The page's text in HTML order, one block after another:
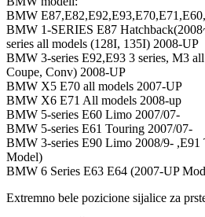
BMW
BMW 1-SERIES E87
series all models (128I, 135I) 2008-UP
BMW 3-series E92,E93 3 series, M3
Coupe, Conv) 2008-UP
BMW X5 E70 all models 2007-UP
BMW X6 E71 All models 2008-up
BMW 5-series E60 Limo 2007/07-
BMW 5-series E61 Touring 2007/07-
BMW 3-series E90 Limo 2008/9-
Model)
BMW 6 Series E63 E64 (2007-UP
Extremno bele pozicione sijalice za